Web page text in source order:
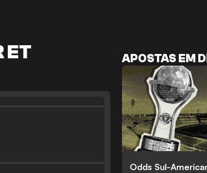
ET
APOSTAS EM
Odds Sul-